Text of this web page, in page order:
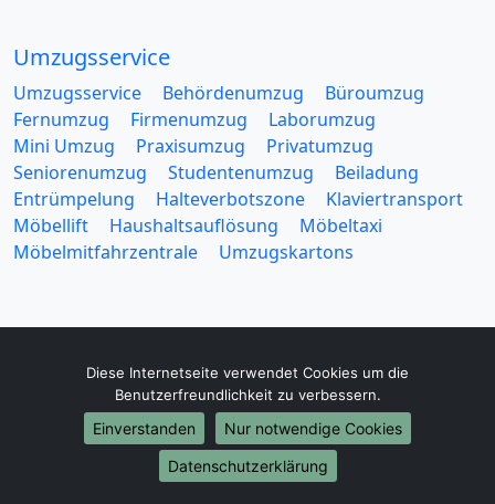
Umzugsservice
Umzugsservice Behördenumzug
Büroumzug
Fernumzug
Firmenumzug
Laborumzug
Mini Umzug
Praxisumzug
Privatumzug
Seniorenumzug
Studentenumzug
Beiladung
Entrümpelung
Halteverbotszone
Klaviertransport
Möbellift
Haushaltsauflösung
Möbeltaxi
Möbelmitfahrzentrale
Umzugskartons
Europa-Umzüge
Umzug von München nach Belarus
Umzug von München nach Belgien
Umzug von München nach Bulgarien
Diese Internetseite verwendet Cookies um die
Benutzerfreundlichkeit zu verbessern.
Einverstanden
Nur notwendige Cookies
Datenschutzerklärung